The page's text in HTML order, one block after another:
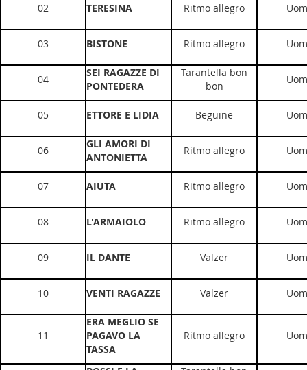
02 TERESINA Ritmo allegro
03 BISTONE Ritmo allegro
04
SEI RAGAZZE DI
PONTEDERA
Tarantella bon
bon
05 ETTORE E LIDIA Beguine
06
GLI AMORI DI
ANTONIETTA
Ritmo allegro
07 AIUTA Ritmo allegro
08 L'ARMAIOLO Ritmo allegro
09 IL DANTE Valzer
10 VENTI RAGAZZE Valzer
11
ERA MEGLIO SE
PAGAVO LA
TASSA
Ritmo allegro